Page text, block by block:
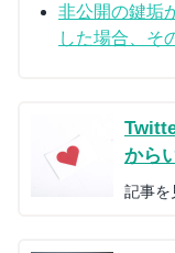
非公開の鍵垢
した場合、そ
から
記事を